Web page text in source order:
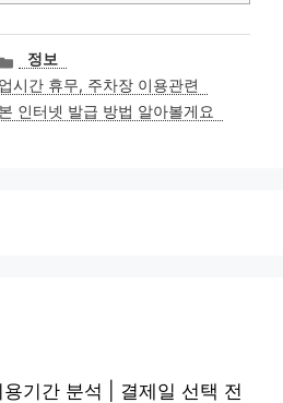
카
테
고
리
정보
시간 휴무, 주차장 이용관련
인터넷 발급 방법 알아볼게요
기간 분석 | 결제일 선택 전